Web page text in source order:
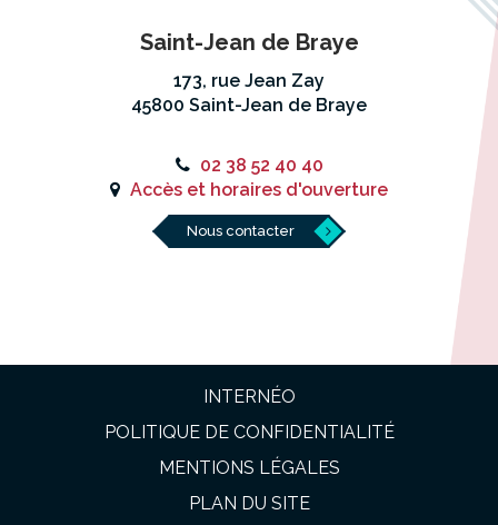
Saint-Jean de Braye
173, rue Jean Zay
45800 Saint-Jean de Braye
02 38 52 40 40
Accès et horaires d'ouverture
Nous contacter
INTERNÉO
POLITIQUE DE CONFIDENTIALITÉ
MENTIONS LÉGALES
PLAN DU SITE